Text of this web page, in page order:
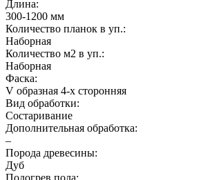
Длина:
300-1200 мм
Количество планок в уп.:
Наборная
Количество м2 в уп.:
Наборная
Фаска:
V образная 4-х сторонняя
Вид обработки:
Состаривание
Дополнительная обработка:
–
Порода древесины:
Дуб
Подогрев пола: